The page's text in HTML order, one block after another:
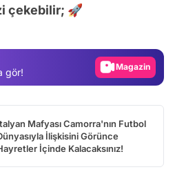
çekebilir; 🚀
gör!
Video
Mafyası Camorra'nın Futbol
İlişkisini Görünce
İçinde Kalacaksınız!